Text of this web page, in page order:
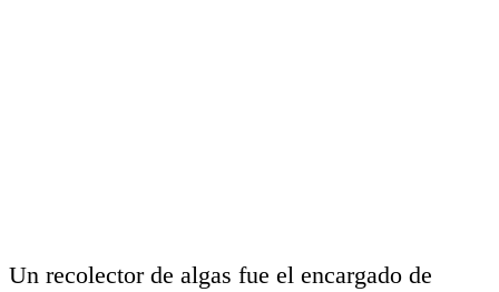
Un recolector de algas fue el encargado de